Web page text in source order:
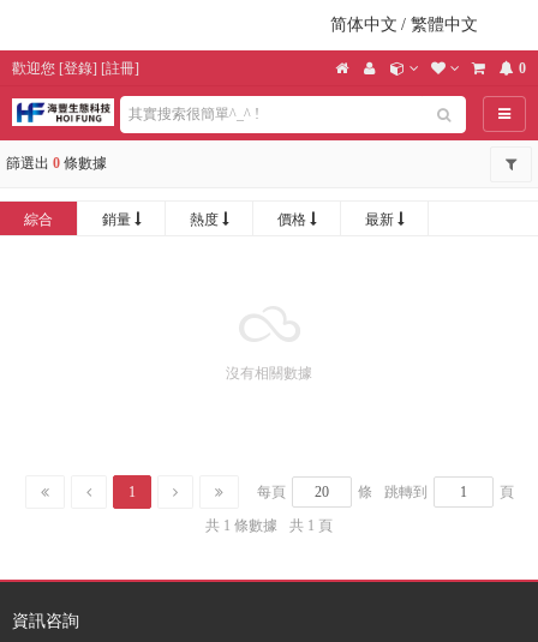
简体中文 / 繁體中文
歡迎您 [登錄] [註冊] 0
導航
篩選出 0 條數據
綜合 銷量 熱度 價格 最新
沒有相關數據
1 每頁 條 跳轉到
頁
共 1 條數據
共 1 頁
資訊咨詢